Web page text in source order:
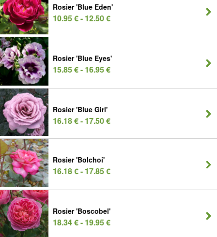
Rosier 'Blue Eden'
10.95 € - 12.50 €
Rosier 'Blue Eyes'
15.85 € - 16.95 €
Rosier 'Blue Girl'
16.18 € - 17.50 €
Rosier 'Bolchoi'
16.18 € - 17.85 €
Rosier 'Boscobel'
18.34 € - 19.95 €